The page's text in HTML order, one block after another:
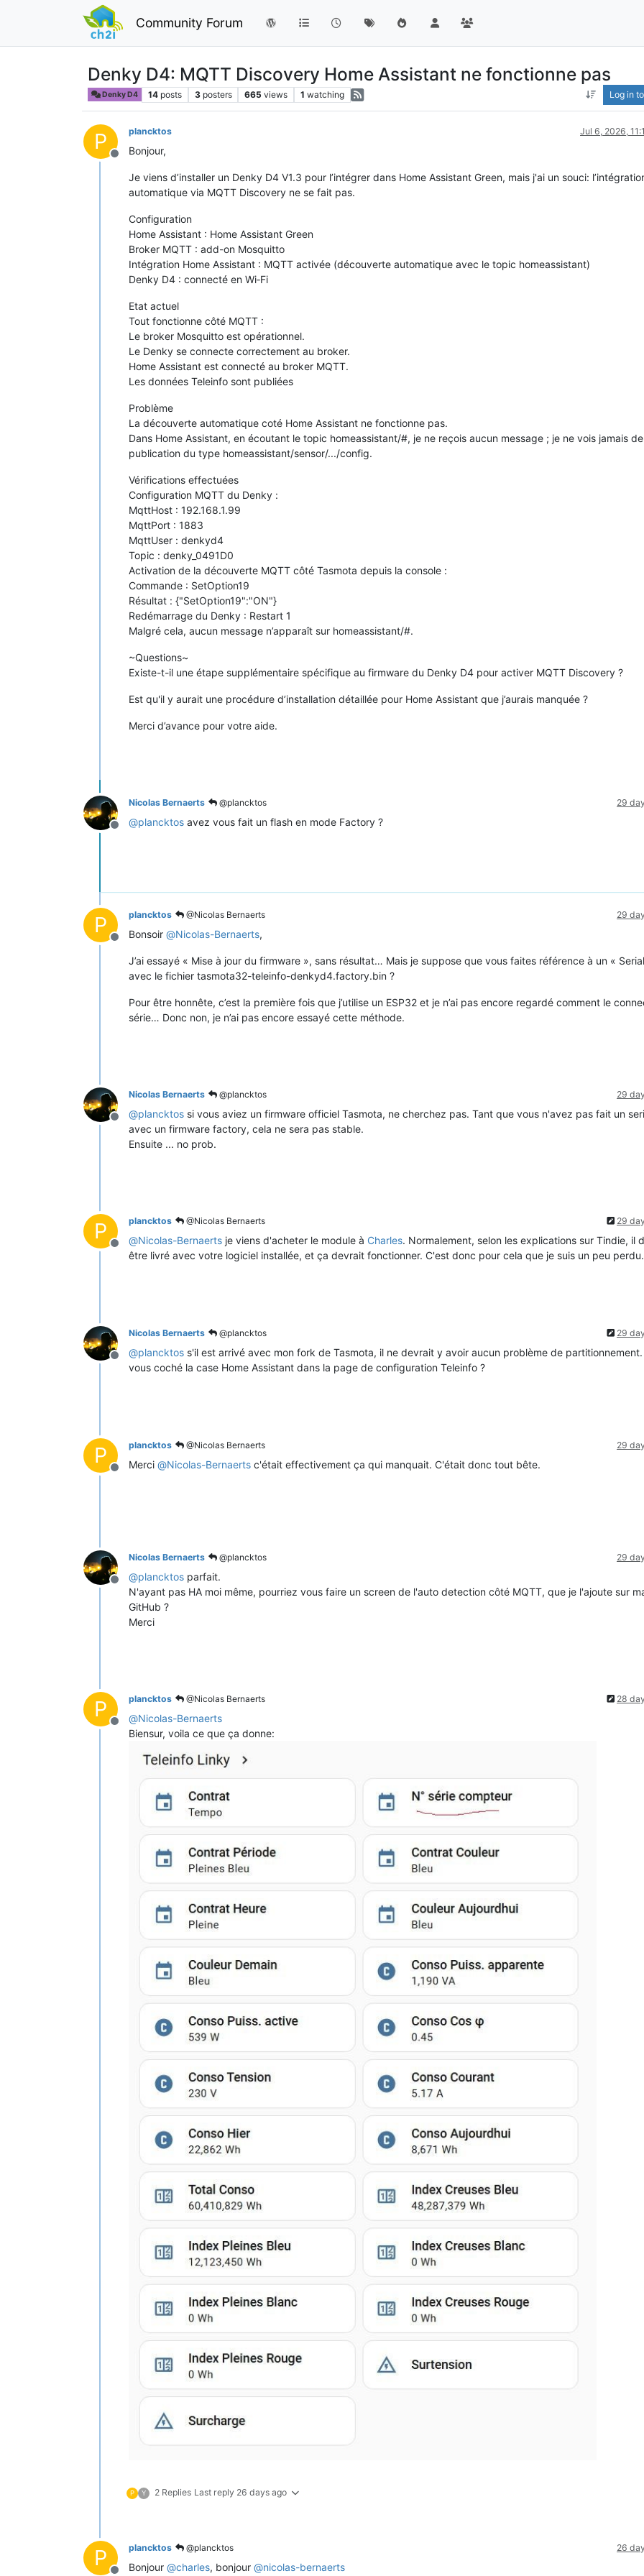
Community Forum
Denky D4: MQTT Discovery Home Assistant ne fonctionne pas
Denky D4 14 posts 3 posters 665 views 1 watching Log in
P
Offline
plancktos Jul 6, 2026,
Bonjour,
Je viens d’installer un Denky D4 V1.3 pour l’intégrer dans Home Assistant Green, mais j'ai un souci:
automatique via MQTT Discovery ne se fait pas.
Configuration
Home Assistant : Home Assistant Green
Broker MQTT : add-on Mosquitto
Intégration Home Assistant : MQTT activée (découverte automatique avec le topic homeassistant)
Denky D4 : connecté en Wi‑Fi
Etat actuel
Tout fonctionne côté MQTT :
Le broker Mosquitto est opérationnel.
Le Denky se connecte correctement au broker.
Home Assistant est connecté au broker MQTT.
Les données Teleinfo sont publiées
Problème
La découverte automatique coté Home Assistant ne fonctionne pas.
Dans Home Assistant, en écoutant le topic homeassistant/#, je ne reçois aucun message ; je ne vois jamais de
publication du type homeassistant/sensor/.../config.
Vérifications effectuées
Configuration MQTT du Denky :
MqttHost : 192.168.1.99
MqttPort : 1883
MqttUser : denkyd4
Topic : denky_0491D0
Activation de la découverte MQTT côté Tasmota depuis la console :
Commande : SetOption19
Résultat : {"SetOption19":"ON"}
Redémarrage du Denky : Restart 1
Malgré cela, aucun message n’apparaît sur homeassistant/#.
~Questions~
Existe-t-il une étape supplémentaire spécifique au firmware du Denky D4 pour activer MQTT Discovery ?
Est qu'il y aurait une procédure d’installation détaillée pour Home Assistant que j’aurais manquée ?
Merci d’avance pour votre aide.
Offline
Nicolas Bernaerts @plancktos 29
@plancktos avez vous fait un flash en mode Factory ?
P
Offline
plancktos @Nicolas Bernaerts 29
Bonsoir @Nicolas-Bernaerts,
J’ai essayé « Mise à jour du firmware », sans résultat… Mais je suppose que vous faites référence à un «
avec le fichier tasmota32-teleinfo-denkyd4.factory.bin ?
Pour être honnête, c’est la première fois que j’utilise un ESP32 et je n’ai pas encore regardé comment le
série… Donc non, je n’ai pas encore essayé cette méthode.
Offline
Nicolas Bernaerts @plancktos 29
@plancktos si vous aviez un firmware officiel Tasmota, ne cherchez pas. Tant que vous n'avez pas fait un
avec un firmware factory, cela ne sera pas stable.
Ensuite ... no prob.
P
Offline
plancktos @Nicolas Bernaerts 29
@Nicolas-Bernaerts je viens d'acheter le module à Charles. Normalement, selon les explications sur Tindie, il
être livré avec votre logiciel installée, et ça devrait fonctionner. C'est donc pour cela que je suis un peu perdu.
Offline
Nicolas Bernaerts @plancktos 29
@plancktos s'il est arrivé avec mon fork de Tasmota, il ne devrait y avoir aucun problème de partitionnement.
vous coché la case Home Assistant dans la page de configuration Teleinfo ?
P
Offline
plancktos @Nicolas Bernaerts 29
Merci @Nicolas-Bernaerts c'était effectivement ça qui manquait. C'était donc tout bête.
Offline
Nicolas Bernaerts @plancktos 29
@plancktos parfait.
N'ayant pas HA moi même, pourriez vous faire un screen de l'auto detection côté MQTT, que je l'ajoute sur
GitHub ?
Merci
P
Offline
plancktos @Nicolas Bernaerts 28
@Nicolas-Bernaerts
Biensur, voila ce que ça donne:
P Y 2 Replies Last reply 26 days ago
P plancktos @plancktos 26
Bonjour @charles, bonjour @nicolas-bernaerts